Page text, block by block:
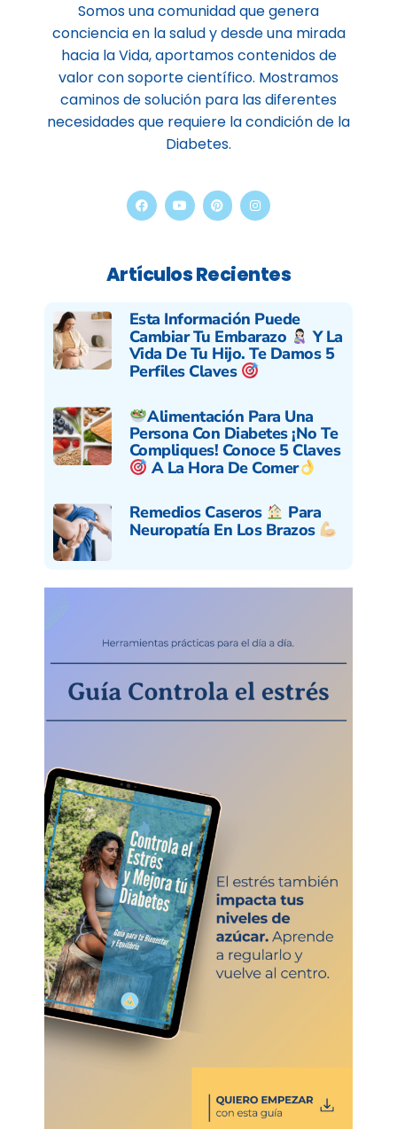
Somos una comunidad que genera
conciencia en la salud y desde una mirada
hacia la Vida, aportamos contenidos de
valor con soporte científico. Mostramos
caminos de solución para las diferentes
necesidades que requiere la condición de la
Diabetes.
Artículos Recientes
Esta Información Puede
Cambiar Tu Embarazo
Y La
Vida De Tu Hijo. Te Damos 5
Perfiles Claves
Alimentación Para Una
Persona Con Diabetes ¡No Te
Compliques! Conoce 5 Claves
A La Hora De Comer
Remedios Caseros
Para
Neuropatía En Los Brazos